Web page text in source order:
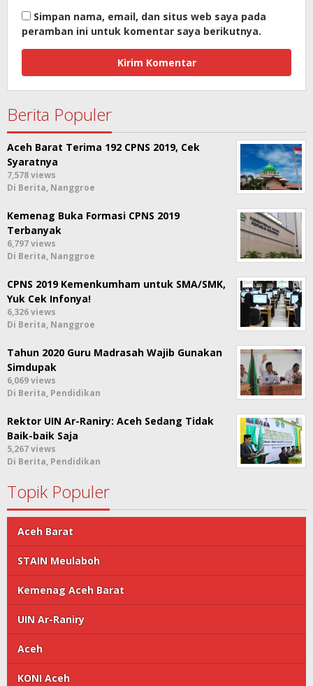
Simpan nama, email, dan situs web saya pada
peramban ini untuk komentar saya berikutnya.
Berita Populer
Aceh Barat Terima 192 CPNS 2019, Cek
Syaratnya
7,578 views
Di Berita, Nanggroe
Kemenag Buka Formasi CPNS 2019
Terbanyak
6,797 views
Di Berita, Nanggroe
CPNS 2019 Kemenkumham untuk SMA/SMK,
Yuk Cek Infonya!
6,326 views
Di Berita, Nanggroe
Tahun 2020 Guru Madrasah Wajib Gunakan
Simdupak
6,069 views
Di Berita, Pendidikan
Rektor UIN Ar-Raniry: Aceh Sedang Tidak
Baik-baik Saja
5,267 views
Di Berita, Pendidikan
Topik Populer
Aceh Barat
STAIN Meulaboh
Kemenag Aceh Barat
UIN Ar-Raniry
Aceh
KONI Aceh